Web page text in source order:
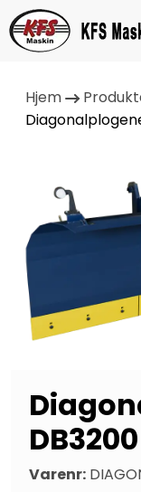
Hjem
Varenr: